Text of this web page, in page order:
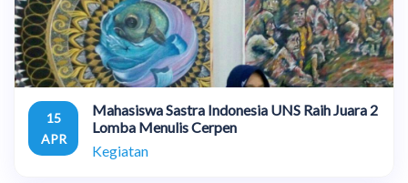
15
APR
Mahasiswa Sastra Indonesia UNS Raih Juara 2
Lomba Menulis Cerpen
Kegiatan